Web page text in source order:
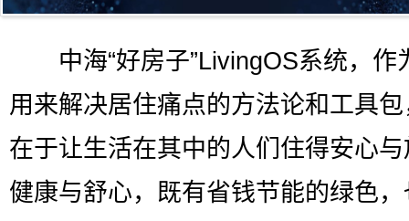
中海“好房子”LivingOS系统，作
用来解决居住痛点的方法论和工具
在于让生活在其中的人们住得安心
健康与舒心，既有省钱节能的绿色